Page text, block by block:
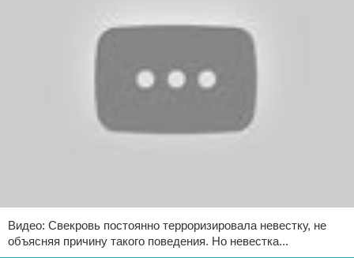
Видео: Свекровь постоянно терроризировала невестку, не
объясняя причину такого поведения. Но невестка...